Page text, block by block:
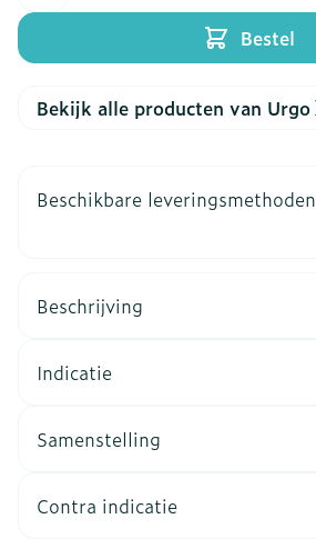
Bestel
Bekijk alle producten van Urgo
Beschikbare leveringsmethoden
Beschrijving
Indicatie
Samenstelling
Contra indicatie